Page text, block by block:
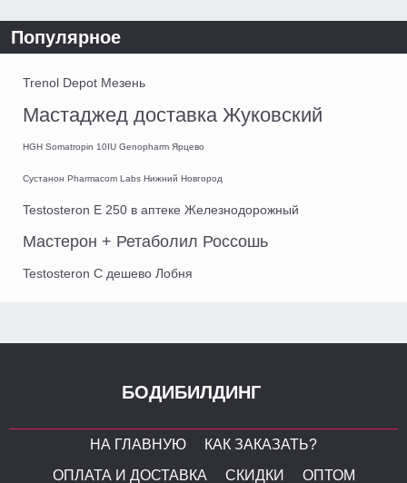
Популярное
Trenol Depot Мезень
Мастаджед доставка Жуковский
HGH Somatropin 10IU Genopharm Ярцево
Сустанон Pharmacom Labs Нижний Новгород
Testosteron E 250 в аптеке Железнодорожный
Мастерон + Ретаболил Россошь
Testosteron C дешево Лобня
БОДИБИЛДИНГ
НА ГЛАВНУЮ
КАК ЗАКАЗАТЬ?
ОПЛАТА И ДОСТАВКА
СКИДКИ ОПТОМ